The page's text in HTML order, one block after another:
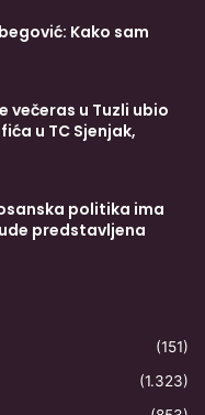
Kako sam
večeras u Tuzli ubio
u TC Sjenjak,
politika ima
predstavljena
(151)
(1.323)